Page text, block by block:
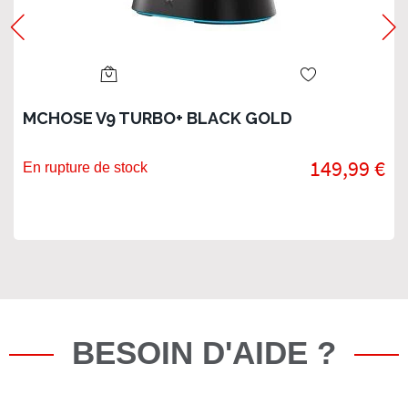
MCHOSE V9 TURBO+ BLACK GOLD
En rupture de stock 149,99 €
BESOIN D'AIDE ?